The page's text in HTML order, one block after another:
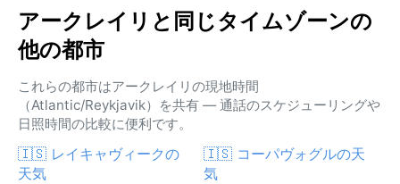
アークレイリと同じタイムゾーンの
他の都市
これらの都市はアークレイリの現地時間
（Atlantic/Reykjavik）を共有 — 通話のスケジューリングや
日照時間の比較に便利です。
🇮🇸 レイキャヴィークの
天気
🇮🇸 コーパヴォグルの天
気